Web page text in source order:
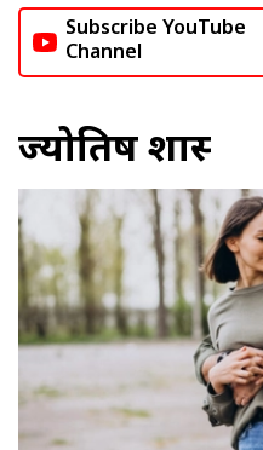
Subscribe YouTube
Channel
ज्योतिष शास्त्र